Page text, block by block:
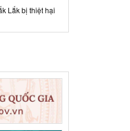
hỗ trợ 10
thiệt hại do lũ